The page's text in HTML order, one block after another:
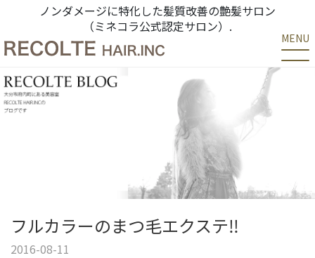
ノンダメージに特化した髪質改善の艶髪サロン
（ミネコラ公式認定サロン）.
MENU
フルカラーのまつ毛エクステ‼
2016-08-11